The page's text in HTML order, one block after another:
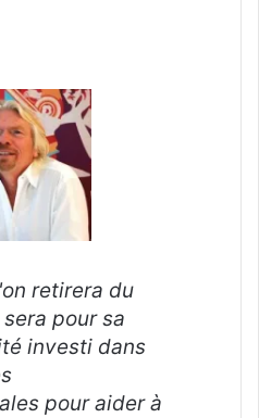
retirera du
pour sa
investi dans
pour aider à